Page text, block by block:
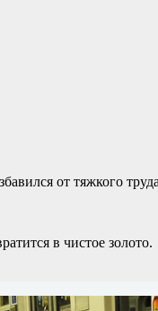
от тяжкого
в чистое золото.